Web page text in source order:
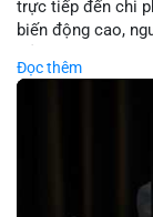
trực tiếp đến chi
biến động cao,
hướng lãi suất,
đầu tư cần theo
🎥 Xem video
Đọc thêm